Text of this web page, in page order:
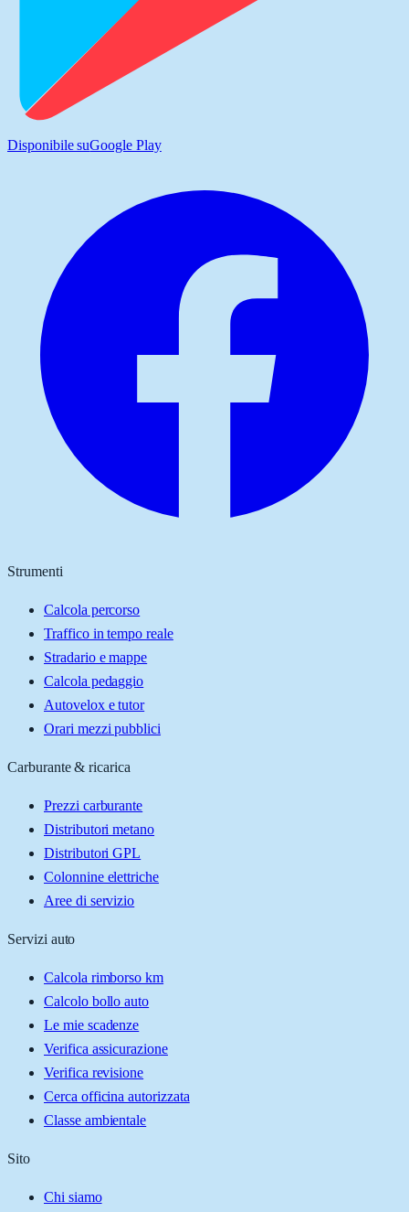
Disponibile suGoogle Play
Strumenti
Calcola percorso
Traffico in tempo reale
Stradario e mappe
Calcola pedaggio
Autovelox e tutor
Orari mezzi pubblici
Carburante & ricarica
Prezzi carburante
Distributori metano
Distributori GPL
Colonnine elettriche
Aree di servizio
Servizi auto
Calcola rimborso km
Calcolo bollo auto
Le mie scadenze
Verifica assicurazione
Verifica revisione
Cerca officina autorizzata
Classe ambientale
Sito
Chi siamo